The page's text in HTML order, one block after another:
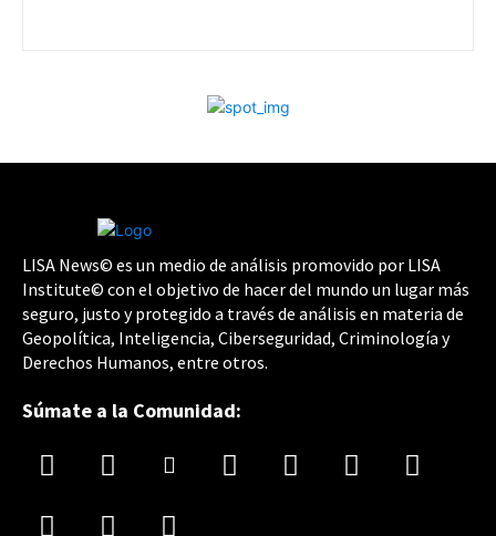
LISA News© es un medio de análisis promovido por LISA
Institute© con el objetivo de hacer del mundo un lugar más
seguro, justo y protegido a través de análisis en materia de
Geopolítica, Inteligencia, Ciberseguridad, Criminología y
Derechos Humanos, entre otros.
Súmate a la Comunidad: